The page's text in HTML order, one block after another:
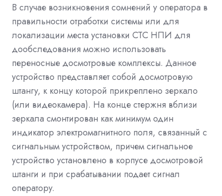
В случае возникновения сомнений у оператора в
правильности отработки системы или для
локализации места установки СТС НПИ для
дообследования можно использовать
переносные досмотровые комплексы. Данное
устройство представляет собой досмотровую
штангу, к концу которой прикреплено зеркало
(или видеокамера). На конце стержня вблизи
зеркала смонтирован как минимум один
индикатор электромагнитного поля, связанный с
сигнальным устройством, причем сигнальное
устройство установлено в корпусе досмотровой
штанги и при срабатывании подает сигнал
оператору.